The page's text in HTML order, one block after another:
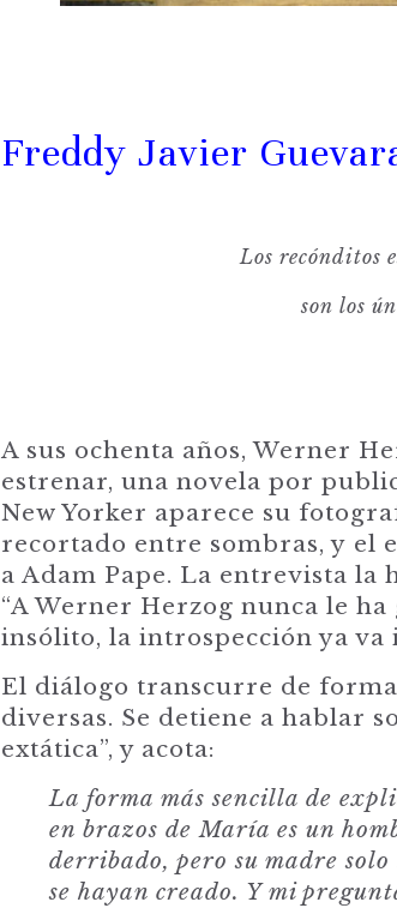
Freddy Javier
Los recónditos
son los
A sus ochenta años, Werner
estrenar, una novela por
New Yorker aparece su
recortado entre sombras, y el
a Adam Pape. La entrevista la
“A Werner Herzog nunca le
insólito, la introspección ya va
El diálogo transcurre de
diversas. Se detiene a hablar
extática”, y acota:
La forma más sencilla de
en brazos de María es un
derribado, pero su madre
se hayan creado. Y mi